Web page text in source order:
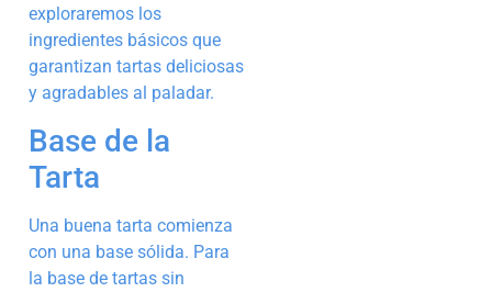
exploraremos los
ingredientes básicos que
garantizan tartas deliciosas
y agradables al paladar.
Base de la
Tarta
Una buena tarta comienza
con una base sólida. Para
la base de tartas sin